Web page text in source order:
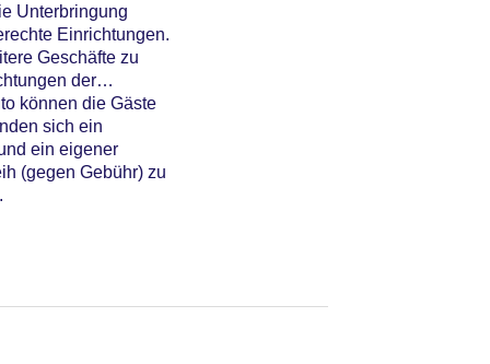
Unterbringung
Einrichtungen.
Geschäfte zu
der
können die Gäste
sich ein
ein eigener
(gegen Gebühr) zu